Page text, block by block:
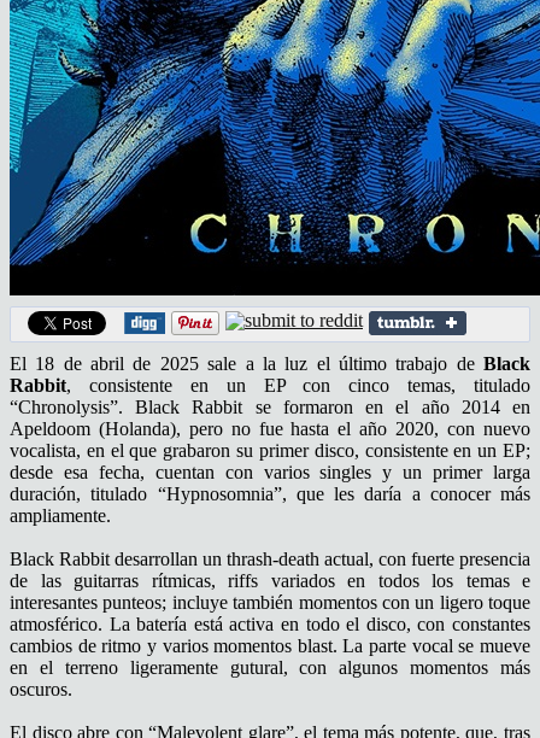
El 18 de abril de 2025 sale a la luz el último trabajo de Black
Rabbit, consistente en un EP con cinco temas, titulado
“Chronolysis”. Black Rabbit se formaron en el año 2014 en
Apeldoom (Holanda), pero no fue hasta el año 2020, con nuevo
vocalista, en el que grabaron su primer disco, consistente en un EP;
desde esa fecha, cuentan con varios singles y un primer larga
duración, titulado “Hypnosomnia”, que les daría a conocer más
ampliamente.
Black Rabbit desarrollan un thrash-death actual, con fuerte presencia
de las guitarras rítmicas, riffs variados en todos los temas e
interesantes punteos; incluye también momentos con un ligero toque
atmosférico. La batería está activa en todo el disco, con constantes
cambios de ritmo y varios momentos blast. La parte vocal se mueve
en el terreno ligeramente gutural, con algunos momentos más
oscuros.
El disco abre con “Malevolent glare”, el tema más potente, que, tras